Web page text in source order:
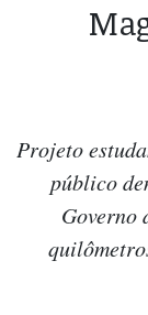
Projeto
público
Governo